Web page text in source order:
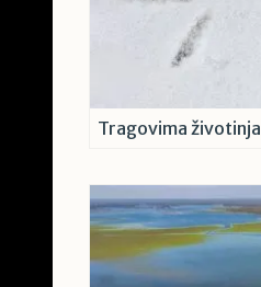
Tragovima životinja